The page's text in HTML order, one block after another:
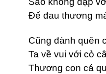
Để đau thương
Cũng đành quên
Ta về vui với cỏ
Thương con cá